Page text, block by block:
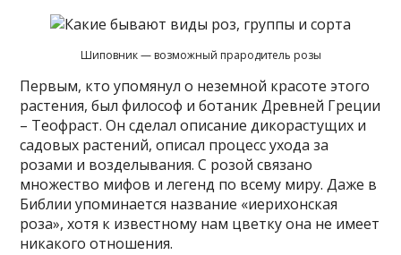
Шиповник — возможный прародитель розы
Первым, кто упомянул о неземной красоте этого
растения, был философ и ботаник Древней Греции
– Теофраст. Он сделал описание дикорастущих и
садовых растений, описал процесс ухода за
розами и возделывания. С розой связано
множество мифов и легенд по всему миру. Даже в
Библии упоминается название «иерихонская
роза», хотя к известному нам цветку она не имеет
никакого отношения.